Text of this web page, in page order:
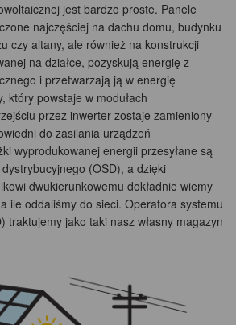
jest bardzo proste. Panele
najczęściej na dachu domu, budynku
czy altany, ale również na konstrukcji
na działce, pozyskują energię z
i przetwarzają ją w energię
który powstaje w modułach
przez inwerter zostaje zamieniony
do zasilania urządzeń
wyprodukowanej energii przesyłane są
(OSD), a dzięki
dwukierunkowemu dokładnie wiemy
ile oddaliśmy do sieci. Operatora systemu
traktujemy jako taki nasz własny magazyn